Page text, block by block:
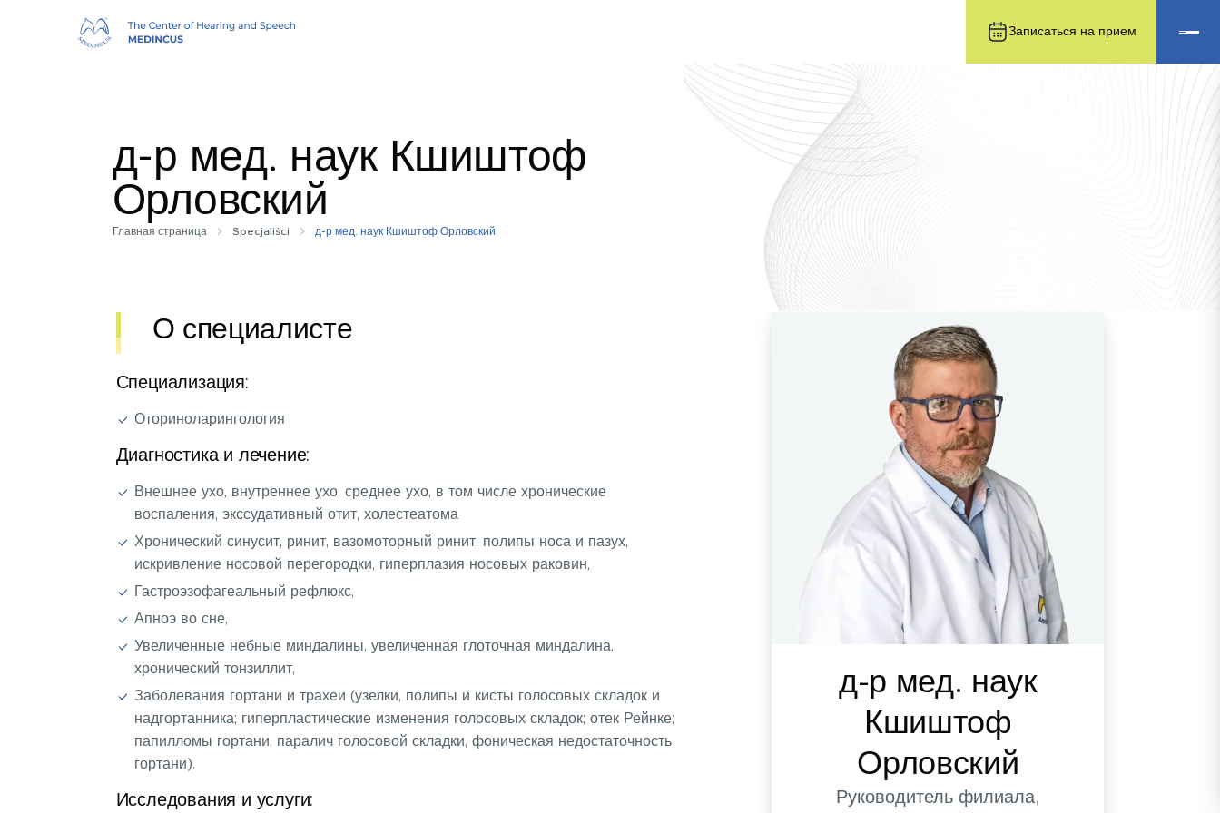
Записаться на прием
д-р мед. наук Кшиштоф
Орловский
Главная страница Specjaliści д-р мед. наук Кшиштоф Орловский
д-р мед. наук
Кшиштоф
Орловский
Руководитель филиала,
О специалисте
Специализация:
Оториноларингология
Диагностика и лечение:
Внешнее ухо, внутреннее ухо, среднее ухо, в том числе хронические
воспаления, экссудативный отит, холестеатома
Хронический синусит, ринит, вазомоторный ринит, полипы носа и пазух,
искривление носовой перегородки, гиперплазия носовых раковин,
Гастроэзофагеальный рефлюкс,
Апноэ во сне,
Увеличенные небные миндалины, увеличенная глоточная миндалина,
хронический тонзиллит,
Заболевания гортани и трахеи (узелки, полипы и кисты голосовых складок и
надгортанника; гиперпластические изменения голосовых складок; отек Рейнке;
папилломы гортани, паралич голосовой складки, фоническая недостаточность
гортани).
Исследования и услуги: